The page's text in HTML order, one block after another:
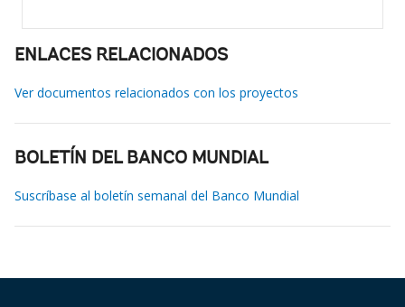
ENLACES RELACIONADOS
Ver documentos relacionados con los proyectos
BOLETÍN DEL BANCO MUNDIAL
Suscríbase al boletín semanal del Banco Mundial